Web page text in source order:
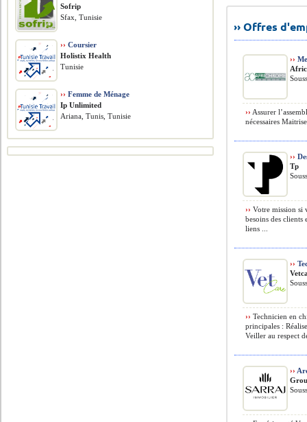
›› Offres
››
›› Assurer
nécessaires
››
Tp
›› Votre mission si
besoins des clients
liens ...
››
›› Technicien en
principales :
Veiller au respect
››
Sofrip
Sfax, Tunisie
›› Coursier
Holistix Health
Tunisie
›› Femme de Ménage
Ip Unlimited
Ariana, Tunis, Tunisie